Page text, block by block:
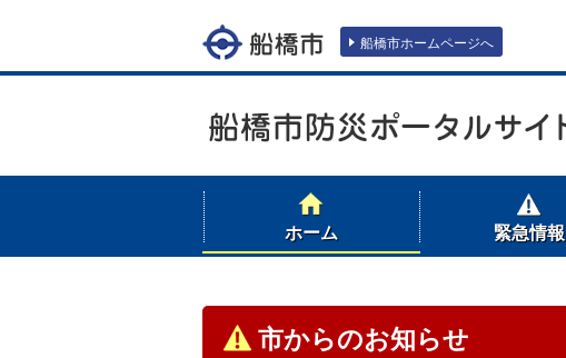
船橋市ホームページへ
ホーム 緊急情報
市からのお知らせ